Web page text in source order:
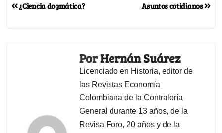
Asuntos cotidianos
¿Ciencia dogmática?
PorHernán Suárez
Licenciado en Historia, editor de
las Revistas Economía
Colombiana de la Contraloría
General durante 13 años, de la
Revisa Foro, 20 años y de la